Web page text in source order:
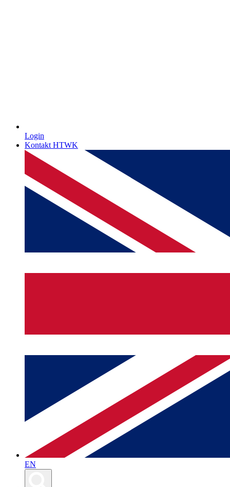
Login
Kontakt HTWK
EN